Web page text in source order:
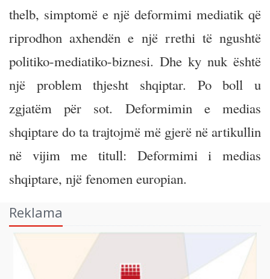
thelb, simptomë e një deformimi mediatik që
riprodhon axhendën e një rrethi të ngushtë
politiko-mediatiko-biznesi. Dhe ky nuk është
një problem thjesht shqiptar. Po boll u
zgjatëm për sot. Deformimin e medias
shqiptare do ta trajtojmë më gjerë në artikullin
në vijim me titull: Deformimi i medias
shqiptare, një fenomen europian.
Reklama